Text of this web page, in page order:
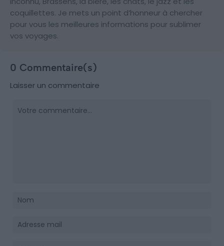
coquillettes. Je mets un point d’honneur à chercher
pour vous les meilleures informations pour sublimer
vos voyages.
0 Commentaire(s)
Laisser un commentaire